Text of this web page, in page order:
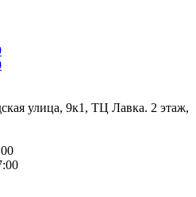
улица, 9к1, ТЦ Лавка. 2 этаж,